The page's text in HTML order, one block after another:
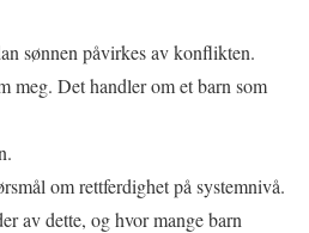
sønnen påvirkes av konflikten.
meg. Det handler om et barn som
om rettferdighet på systemnivå.
av dette, og hvor mange barn